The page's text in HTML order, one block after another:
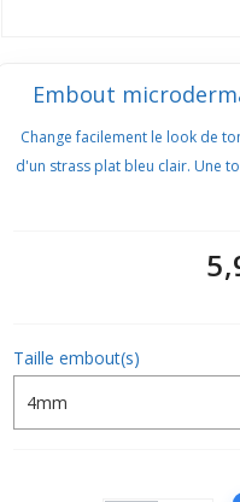
Embout
Change facilement le look de
d'un strass plat bleu clair. Une
Taille embout(s)